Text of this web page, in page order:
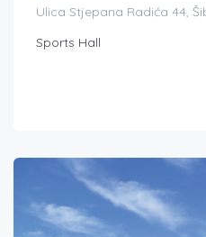
Ulica Stjepana Radića 44,
Sports Hall